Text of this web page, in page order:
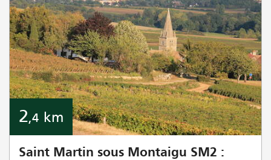
2,4 km
Saint Martin sous Montaigu SM2 :